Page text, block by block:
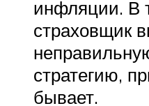
инфляции. В
страховщик
стратегию,
бывает.